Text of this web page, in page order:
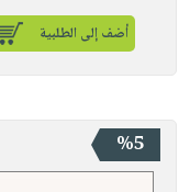
أضف إلى الطلبية
%5